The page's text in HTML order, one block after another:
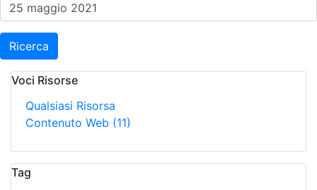
Ricerca
Voci Risorse
Qualsiasi Risorsa
Contenuto Web (11)
Tag